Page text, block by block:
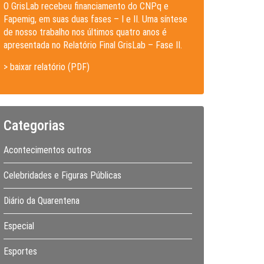
O GrisLab recebeu financiamento do CNPq e
Fapemig, em suas duas fases – I e II. Uma síntese
de nosso trabalho nos últimos quatro anos é
apresentada no Relatório Final GrisLab – Fase II.
> baixar relatório (PDF)
Categorias
Acontecimentos outros
Celebridades e Figuras Públicas
Diário da Quarentena
Especial
Esportes